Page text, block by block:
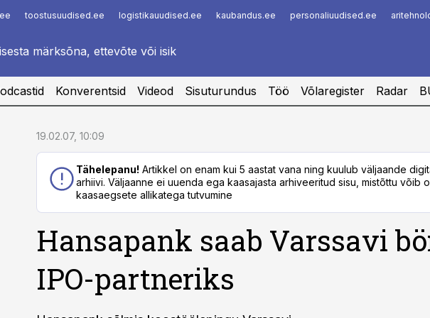
toostusuudised.ee logistikauudised.ee kaubandus.ee personaliuudised.ee
Infopank
Konverentsid Videod Sisuturundus Töö Võlaregister Radar
19.02.07, 10:09
Tähelepanu! Artikkel on enam kui 5 aastat vana ning kuulub väljaande
arhiivi. Väljaanne ei uuenda ega kaasajasta arhiveeritud sisu, mistõttu võib
kaasaegsete allikatega tutvumine
Hansapank saab Varssavi
IPO-partneriks